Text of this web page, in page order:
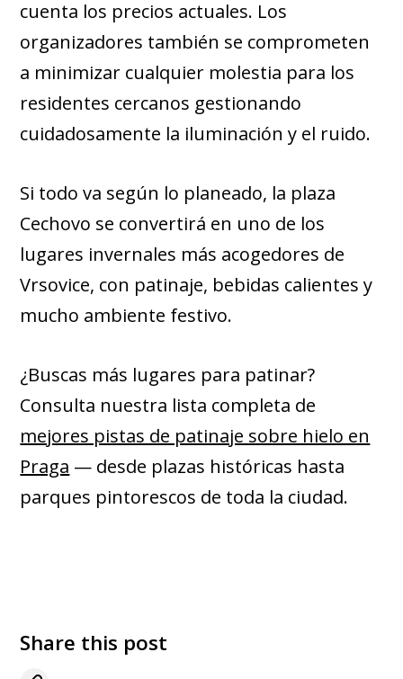
cuenta los precios actuales. Los
organizadores también se comprometen
a minimizar cualquier molestia para los
residentes cercanos gestionando
cuidadosamente la iluminación y el ruido.
Si todo va según lo planeado, la plaza
Cechovo se convertirá en uno de los
lugares invernales más acogedores de
Vrsovice, con patinaje, bebidas calientes y
mucho ambiente festivo.
¿Buscas más lugares para patinar?
Consulta nuestra lista completa de
mejores pistas de patinaje sobre hielo en
Praga — desde plazas históricas hasta
parques pintorescos de toda la ciudad.
Share this post